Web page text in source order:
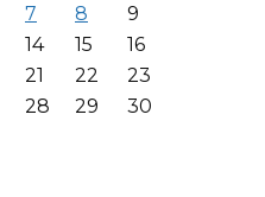
7 8
9
14 15
16
21 22
23
28 29
30